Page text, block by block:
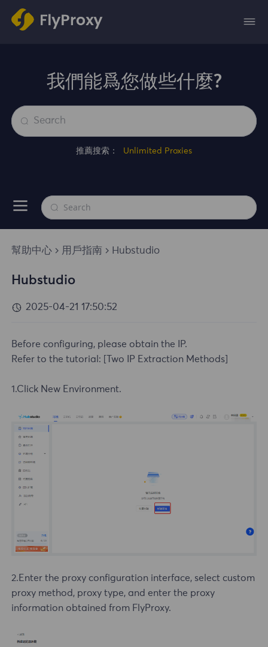
我們能爲您做些什麼?
推薦搜索： Unlimited Proxies
幫助中心 用戶指南 Hubstudio
Hubstudio
2025-04-21 17:50:52
Before configuring, please obtain the IP.
Refer to the tutorial: [Two IP Extraction Methods]
1.Click New Environment.
2.Enter the proxy configuration interface, select custom
proxy method, proxy type, and enter the proxy
information obtained from FlyProxy.